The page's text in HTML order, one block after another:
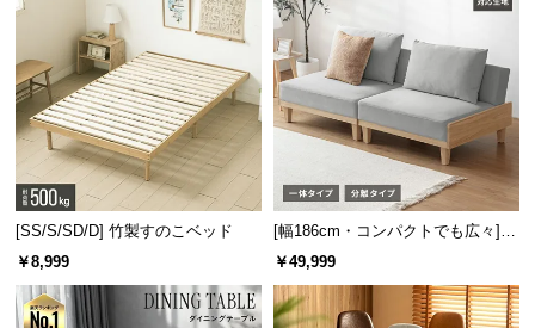
[SS/S/SD/D] 竹製すのこベッド
￥8,999
[幅186cm・コンパクトでも広々] 3
人掛けソファベッド リクライニン
グ 天然木フレーム 北欧
￥49,999